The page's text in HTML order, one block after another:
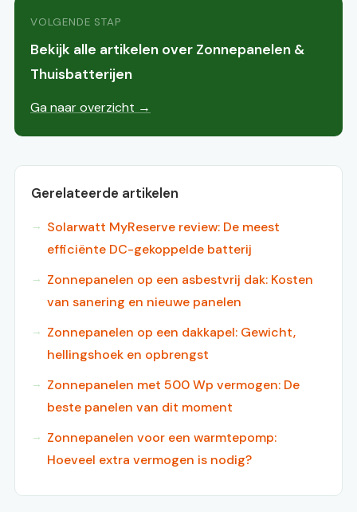
VOLGENDE STAP
Bekijk alle artikelen over Zonnepanelen &
Thuisbatterijen
Ga naar overzicht →
Gerelateerde artikelen
Solarwatt MyReserve review: De meest
efficiënte DC-gekoppelde batterij
Zonnepanelen op een asbestvrij dak: Kosten
van sanering en nieuwe panelen
Zonnepanelen op een dakkapel: Gewicht,
hellingshoek en opbrengst
Zonnepanelen met 500 Wp vermogen: De
beste panelen van dit moment
Zonnepanelen voor een warmtepomp:
Hoeveel extra vermogen is nodig?